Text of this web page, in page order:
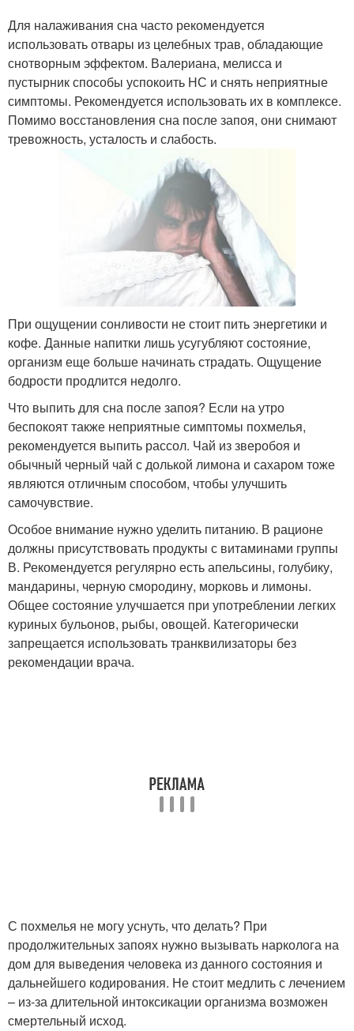
Для налаживания сна часто рекомендуется
использовать отвары из целебных трав, обладающие
снотворным эффектом. Валериана, мелисса и
пустырник способы успокоить НС и снять неприятные
симптомы. Рекомендуется использовать их в комплексе.
Помимо восстановления сна после запоя, они снимают
тревожность, усталость и слабость.
При ощущении сонливости не стоит пить энергетики и
кофе. Данные напитки лишь усугубляют состояние,
организм еще больше начинать страдать. Ощущение
бодрости продлится недолго.
Что выпить для сна после запоя? Если на утро
беспокоят также неприятные симптомы похмелья,
рекомендуется выпить рассол. Чай из зверобоя и
обычный черный чай с долькой лимона и сахаром тоже
являются отличным способом, чтобы улучшить
самочувствие.
Особое внимание нужно уделить питанию. В рационе
должны присутствовать продукты с витаминами группы
В. Рекомендуется регулярно есть апельсины, голубику,
мандарины, черную смородину, морковь и лимоны.
Общее состояние улучшается при употреблении легких
куриных бульонов, рыбы, овощей. Категорически
запрещается использовать транквилизаторы без
рекомендации врача.
С похмелья не могу уснуть, что делать? При
продолжительных запоях нужно вызывать нарколога на
дом для выведения человека из данного состояния и
дальнейшего кодирования. Не стоит медлить с лечением
– из-за длительной интоксикации организма возможен
смертельный исход.